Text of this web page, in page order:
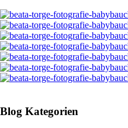
Blog Kategorien